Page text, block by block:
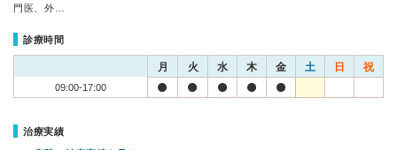
門医、外…
診療時間
月 火 水 木 金 土 日 祝
09:00-17:00
治療実績